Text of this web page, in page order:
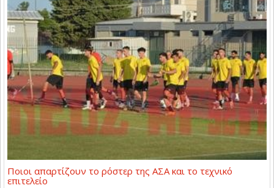
Ποιοι απαρτίζουν το ρόστερ της ΑΣΑ και το τεχνικό
επιτελείο